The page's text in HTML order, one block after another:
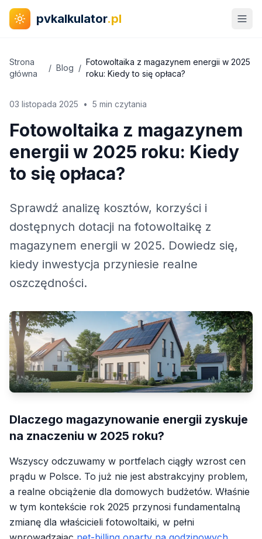
pvkalkulator.pl
Strona
główna
/ Blog /
Fotowoltaika z magazynem energii w 2025
roku: Kiedy to się opłaca?
03 listopada 2025 • 5 min czytania
Fotowoltaika z magazynem
energii w 2025 roku: Kiedy
to się opłaca?
Sprawdź analizę kosztów, korzyści i
dostępnych dotacji na fotowoltaikę z
magazynem energii w 2025. Dowiedz się,
kiedy inwestycja przyniesie realne
oszczędności.
Dlaczego magazynowanie energii zyskuje
na znaczeniu w 2025 roku?
Wszyscy odczuwamy w portfelach ciągły wzrost cen
prądu w Polsce. To już nie jest abstrakcyjny problem,
a realne obciążenie dla domowych budżetów. Właśnie
w tym kontekście rok 2025 przynosi fundamentalną
zmianę dla właścicieli fotowoltaiki, w pełni